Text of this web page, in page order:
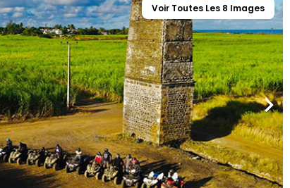
Voir Toutes Les 8 Images